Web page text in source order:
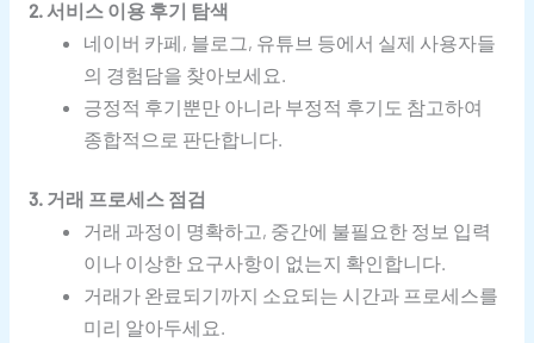
2. 서비스 이용 후기 탐색
네이버 카페, 블로그, 유튜브 등에서 실제 사용자들
의 경험담을 찾아보세요.
긍정적 후기뿐만 아니라 부정적 후기도 참고하여
종합적으로 판단합니다.
3. 거래 프로세스 점검
거래 과정이 명확하고, 중간에 불필요한 정보 입력
이나 이상한 요구사항이 없는지 확인합니다.
거래가 완료되기까지 소요되는 시간과 프로세스를
미리 알아두세요.